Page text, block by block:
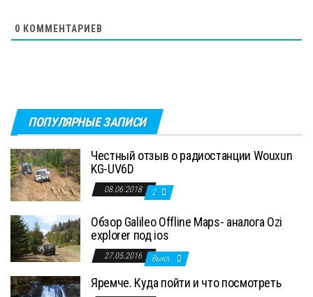
0 КОММЕНТАРИЕВ
ПОПУЛЯРНЫЕ ЗАПИСИ
Честный отзыв о радиостанции Wouxun
KG-UV6D
08.06.2018 2
Обзор Galileo Offline Maps- аналога Ozi
explorer под ios
27.05.2016 Выкл.
Яремче. Куда пойти и что посмотреть